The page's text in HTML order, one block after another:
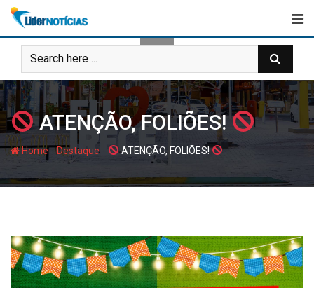
Skip
content
ATENÇÃO, FOLIÕES!
Home-Destaque- ATENÇÃO, FOLIÕES!